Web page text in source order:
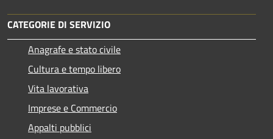
CATEGORIE DI SERVIZIO
Anagrafe e stato civile
Cultura e tempo libero
Vita lavorativa
Imprese e Commercio
Appalti pubblici